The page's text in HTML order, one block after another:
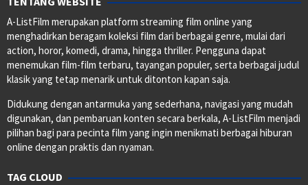
A-ListFilm merupakan platform streaming film online yang
menghadirkan beragam koleksi film dari berbagai genre, mulai dari
action, horor, komedi, drama, hingga thriller. Pengguna dapat
menemukan film-film terbaru, tayangan populer, serta berbagai judul
klasik yang tetap menarik untuk ditonton kapan saja.
Didukung dengan antarmuka yang sederhana, navigasi yang mudah
digunakan, dan pembaruan konten secara berkala, A-ListFilm menjadi
pilihan bagi para pecinta film yang ingin menikmati berbagai hiburan
online dengan praktis dan nyaman.
TAG CLOUD